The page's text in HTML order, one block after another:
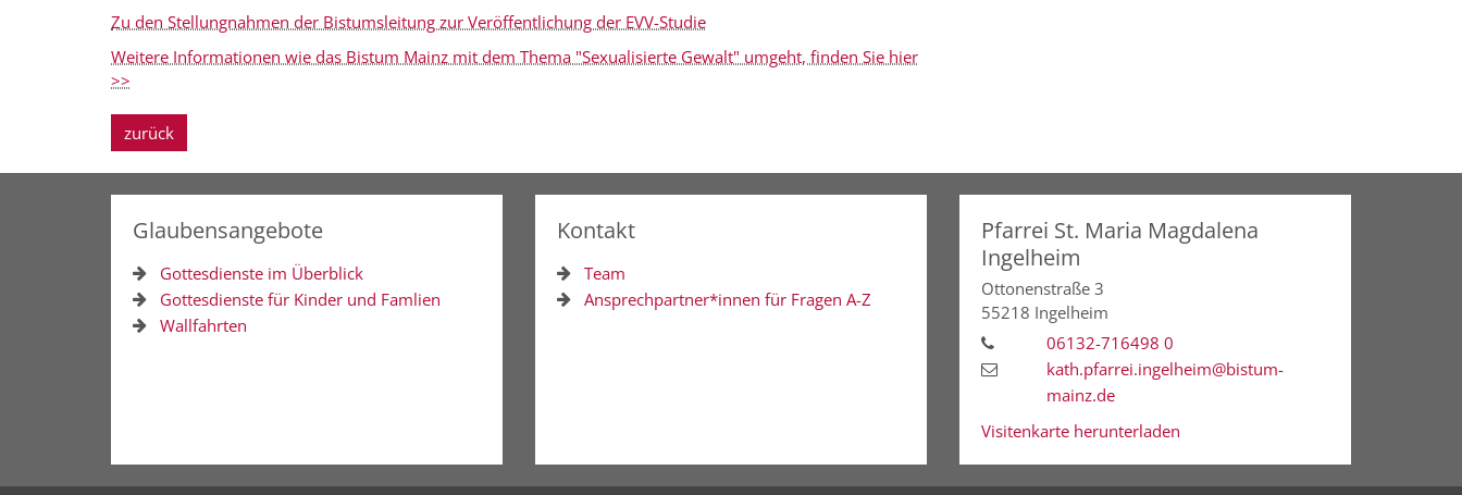
Zu den Stellungnahmen der Bistumsleitung zur Veröffentlichung der EVV-Studie
Weitere Informationen wie das Bistum Mainz mit dem Thema "Sexualisierte Gewalt" umgeht, finden Sie hier
>>
zurück
Glaubensangebote
Gottesdienste im Überblick
Gottesdienste für Kinder und Famlien
Wallfahrten
Kontakt
Team
Ansprechpartner*innen für Fragen A-Z
Pfarrei St. Maria Magdalena
Ingelheim
Ottonenstraße 3
55218 Ingelheim
06132-716498 0
kath.pfarrei.ingelheim@bistum-
mainz.de
Visitenkarte herunterladen